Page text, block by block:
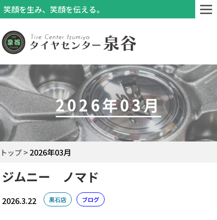
笑顔を生み、笑顔を伝える。
2026年03月
トップ 2026年03月
ジムニー ノマド
2026.3.22 黒石店 ブログ